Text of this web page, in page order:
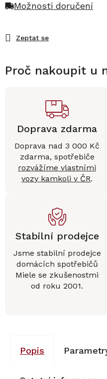
Zeptat se
Možnosti doručení
Proč nakoupit u
Doprava zdarma
Doprava nad 3 000 Kč
zdarma, spotřebiče
rozvážíme vlastními
vozy kamkoli v ČR.
Stabilní prodejce
Jsme stabilní prodejce
domácích spotřebičů
Miele se zkušenostmi
od roku 2001.
Popis